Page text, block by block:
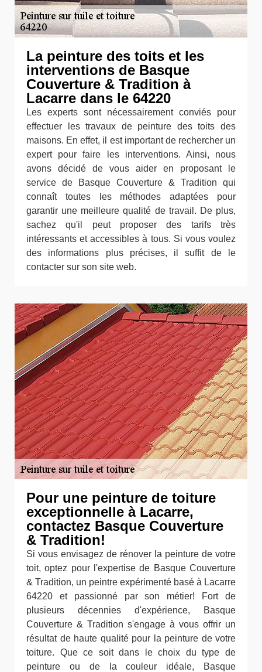
La peinture des toits et les
interventions de Basque
Couverture & Tradition à
Lacarre dans le 64220
Les experts sont nécessairement conviés pour
effectuer les travaux de peinture des toits des
maisons. En effet, il est important de rechercher un
expert pour faire les interventions. Ainsi, nous
avons décidé de vous aider en proposant le
service de Basque Couverture & Tradition qui
connaît toutes les méthodes adaptées pour
garantir une meilleure qualité de travail. De plus,
sachez qu'il peut proposer des tarifs très
intéressants et accessibles à tous. Si vous voulez
des informations plus précises, il suffit de le
contacter sur son site web.
Pour une peinture de toiture
exceptionnelle à Lacarre,
contactez Basque Couverture
& Tradition!
Si vous envisagez de rénover la peinture de votre
toit, optez pour l'expertise de Basque Couverture
& Tradition, un peintre expérimenté basé à Lacarre
64220 et passionné par son métier! Fort de
plusieurs décennies d'expérience, Basque
Couverture & Tradition s'engage à vous offrir un
résultat de haute qualité pour la peinture de votre
toiture. Que ce soit dans le choix du type de
peinture ou de la couleur idéale, Basque